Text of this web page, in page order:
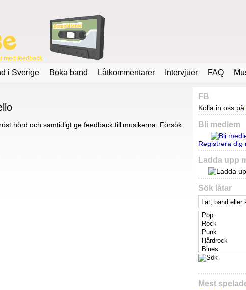
med feedback
i Sverige Boka band Låtkommentarer Intervjuer FAQ
hörd och samtidigt ge feedback till musikerna. Försök
FB
Kolla in oss på
Bli medlem
Registrera dig
Ladda upp
Sök låtar
Mest